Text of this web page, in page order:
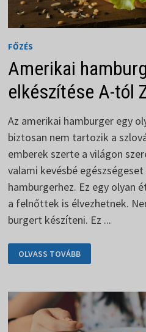
FŐZÉS
Amerikai
elkészítése A-tól
Az amerikai hamburger egy
biztosan nem tartozik a
emberek szerte a világon
valami kevésbé
hamburgerhez. Ez egy olyan
a felnőttek is élvezhetnek.
burgert készíteni. Ez ...
HAMBURGER
ÉS
TÓL
IG
OLVASS TOVÁBB